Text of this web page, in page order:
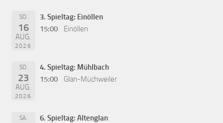
SO.
16
AUG.
2026
3. Spieltag: Einöllen
15:00
Einöllen
SO.
23
AUG.
2026
4. Spieltag: Mühlbach
15:00
Glan-Müchweiler
SA. 6. Spieltag: Altenglan